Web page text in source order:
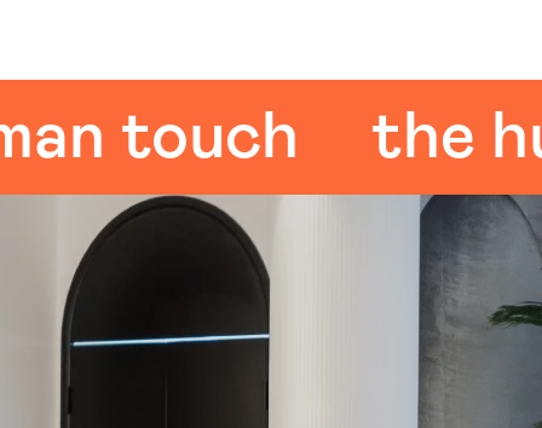
touch the